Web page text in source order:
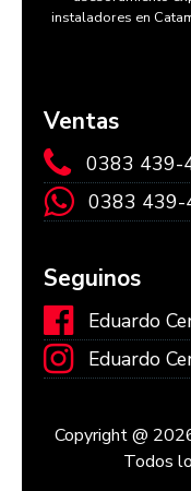
instaladores en
Ventas
0383 439-
0383 439-
Seguinos
Eduardo
Eduardo
Copyright @
Todos